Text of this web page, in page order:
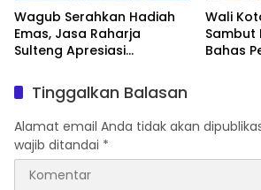
Wagub Serahkan Hadiah
Emas, Jasa Raharja
Sulteng Apresiasi
Wali
Sambut
Bahas
Tinggalkan Balasan
Alamat email Anda tidak akan
wajib ditandai *